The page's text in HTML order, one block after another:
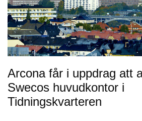
Arcona får i uppdrag att
Swecos huvudkontor i
Tidningskvarteren